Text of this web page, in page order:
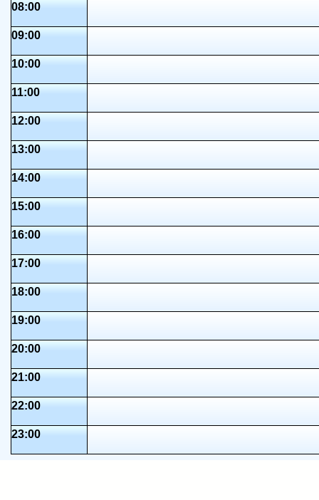
08:00
09:00
10:00
11:00
12:00
13:00
14:00
15:00
16:00
17:00
18:00
19:00
20:00
21:00
22:00
23:00